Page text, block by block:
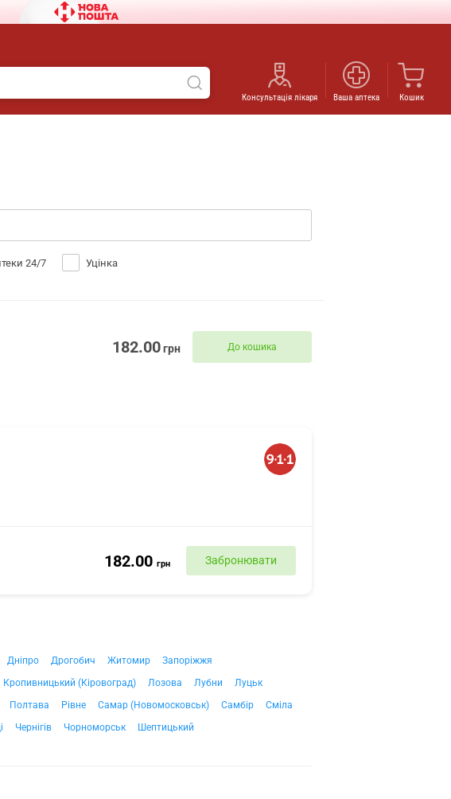
Консультація лікаря Ваша аптека Кошик
24/7 Уцінка
182.00грн До кошика
182.00 грн Забронювати
Дніпро Дрогобич Житомир
Запоріжжя
Кропивницький (Кіровоград) Лозова Лубни
Луцьк
Полтава Рівне Самар (Новомосковськ) Самбір
Сміла
Чернігів Чорноморськ Шептицький